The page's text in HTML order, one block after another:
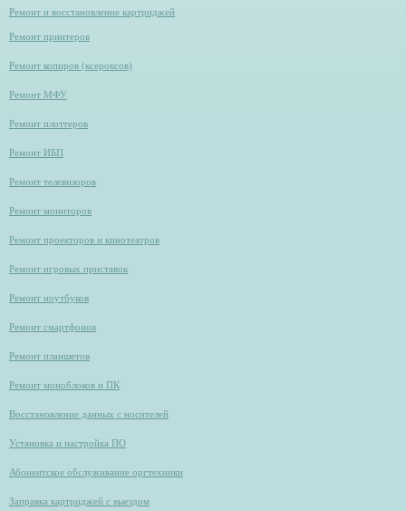
Ремонт и восстановление картриджей
Ремонт принтеров
Ремонт копиров (ксероксов)
Ремонт МФУ
Ремонт плоттеров
Ремонт ИБП
Ремонт телевизоров
Ремонт мониторов
Ремонт проекторов и кинотеатров
Ремонт игровых приставок
Ремонт ноутбуков
Ремонт смартфонов
Ремонт планшетов
Ремонт моноблоков и ПК
Восстановление данных с носителей
Установка и настройка ПО
Абонентское обслуживание оргтехники
Заправка картриджей с выездом